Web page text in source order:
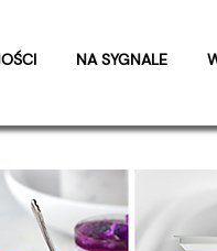
NA SYGNALE